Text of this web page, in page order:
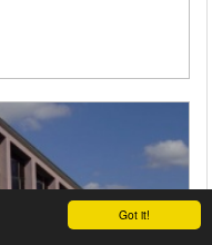
Got it!